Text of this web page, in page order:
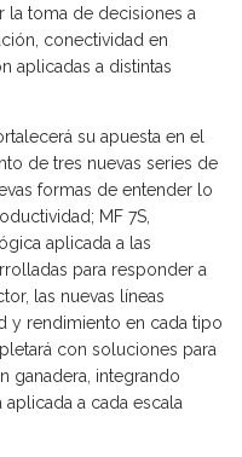
la toma de decisiones a
conectividad en
aplicadas a distintas
su apuesta en el
de tres nuevas series de
formas de entender lo
MF 7S,
aplicada a las
para responder a
las nuevas líneas
y rendimiento en cada tipo
con soluciones para
ganadera, integrando
a cada escala